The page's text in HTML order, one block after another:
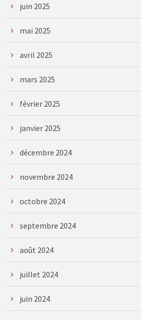
juin 2025
mai 2025
avril 2025
mars 2025
février 2025
janvier 2025
décembre 2024
novembre 2024
octobre 2024
septembre 2024
août 2024
juillet 2024
juin 2024